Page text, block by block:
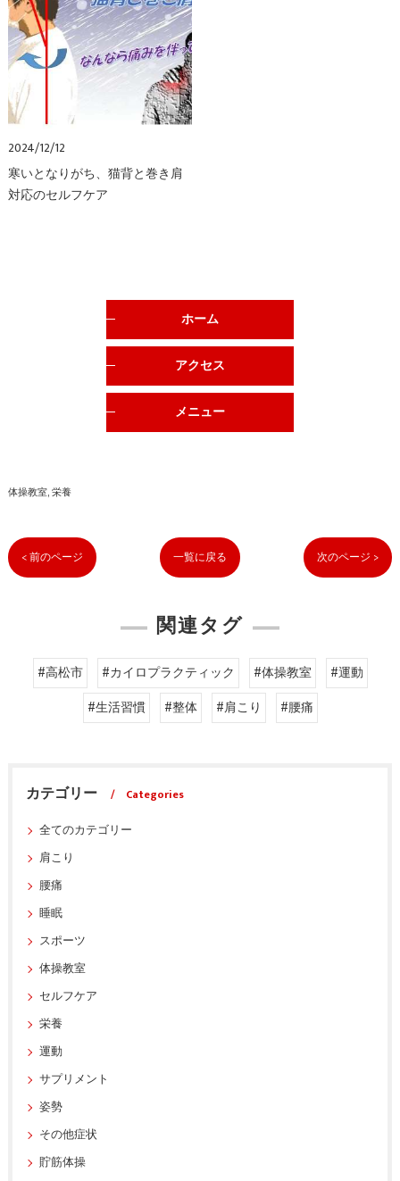
2024/12/12
寒いとなりがち、猫背と巻き肩
対応のセルフケア
ホーム
アクセス
メニュー
体操教室 栄養
< 前のページ 一覧に戻る 次のページ >
関連タグ
#高松市 #カイロプラクティック #体操教室
#運動
#生活習慣
#整体 #肩こり #腰痛
カテゴリー
Categories
全てのカテゴリー
肩こり
腰痛
睡眠
スポーツ
体操教室
セルフケア
栄養
運動
サプリメント
姿勢
その他症状
貯筋体操